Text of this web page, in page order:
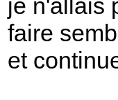
je n'allais
faire
et